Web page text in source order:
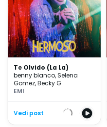
Te Olvido (La La)
benny blanco,Selena
Gomez,Becky G
EMI
Vedi post